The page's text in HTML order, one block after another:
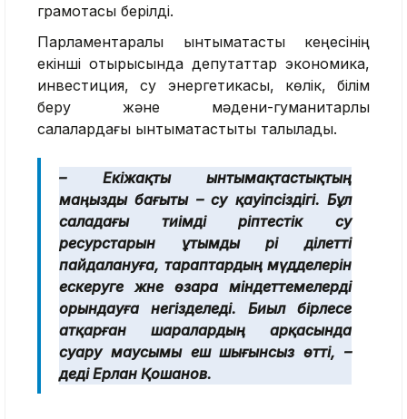
грамотасы берілді.
Парламентаралық ынтымақтастық кеңесінің
екінші отырысында депутаттар экономика,
инвестиция, су энергетикасы, көлік, білім
беру және мәдени-гуманитарлық
салалардағы ынтымақтастықты талқылады.
– Екіжақты ынтымақтастықтың
маңызды бағыты – су қауіпсіздігі. Бұл
саладағы тиімді әріптестік су
ресурстарын ұтымды әрі әділетті
пайдалануға, тараптардың мүдделерін
ескеруге және өзара міндеттемелерді
орындауға негізделеді. Биыл бірлесе
атқарған шаралардың арқасында
суару маусымы еш шығынсыз өтті, –
деді Ерлан Қошанов.